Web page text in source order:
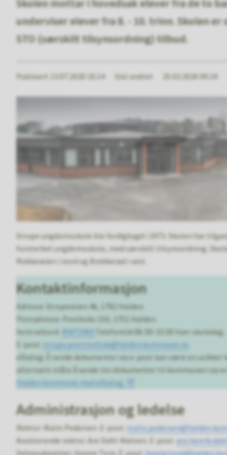
Skolen mottar i hovedsak elever fra de to
underviser elever fra 8. - 10. trinn. Skolen
STO (særskilt tilsynsordning) tilbud.
Publisert 13.07.2020 16:14 Sist endret 25.03.2026 09:24
Strupe ungdomsskole ble ferdigbygd i 1973. Skolen har
forsterket ungdomsskole, med særskilt tilsynsordning.
Rokkeveien i nord og Brekkerød i vest.
Kontaktinformasjon
Adresse: Strupeveien 46​, 1782 Halden
Postadresse: Postboks 150, 1751 Halden.
Sentralbord: 45871984
Telefontid 08.:00-15.00 hver skoledag.
E-post: strupe.postmottak@halden.kommune.no
eDialog: Å sende dokumenter via e-post kan være en
alternativ måte å sende inn dokumenter til kommunen via
Halden kommune med eDialog.
Administrasjon og ledelse
Rektor: Malin Pedersen. E-post:
Assisterende rektor: Are Dahl-Nielsen. E-post: